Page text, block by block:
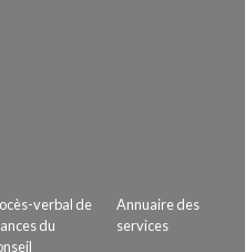
verbal de
du
Annuaire des
services